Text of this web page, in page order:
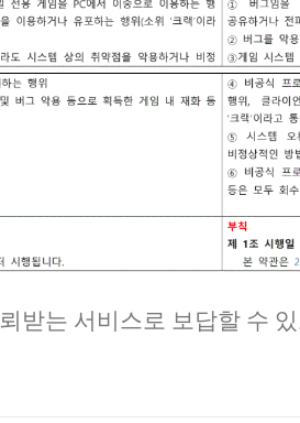
받는 서비스로 보답할 수